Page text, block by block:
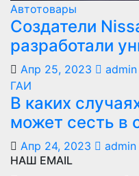
Автотовары
Создатели
разработали
Апр 25, 2023
admin
ГАИ
В каких
может сесть в
Апр 24, 2023
admin
НАШ EMAIL